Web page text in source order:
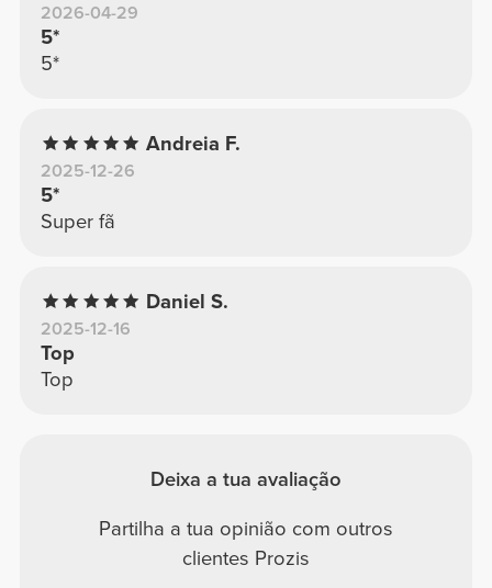
2026-04-29
5*
5*
Andreia F.
2025-12-26
5*
Super fã
Daniel S.
2025-12-16
Top
Top
Deixa a tua avaliação
Partilha a tua opinião com outros
clientes Prozis